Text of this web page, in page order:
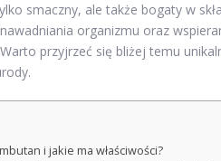
smaczny, ale także bogaty w
organizmu oraz
przyjrzeć się bliżej temu
i jakie ma właściwości?